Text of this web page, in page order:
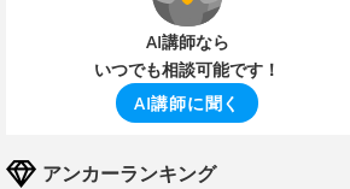
AI講師なら
いつでも相談可能です！
AI講師に聞く
アンカーランキング